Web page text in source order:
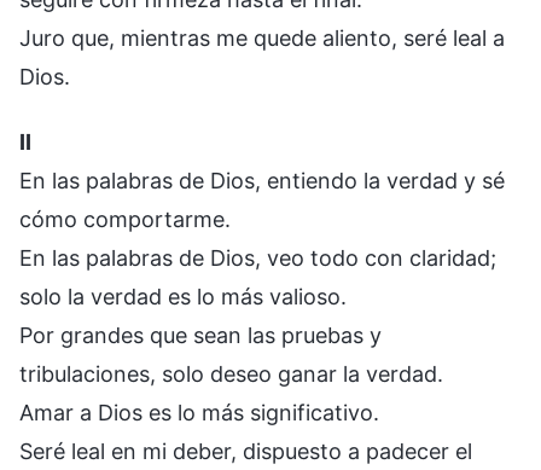
Juro que, mientras me quede aliento, seré leal a
Dios.
II
En las palabras de Dios, entiendo la verdad y sé
cómo comportarme.
En las palabras de Dios, veo todo con claridad;
solo la verdad es lo más valioso.
Por grandes que sean las pruebas y
tribulaciones, solo deseo ganar la verdad.
Amar a Dios es lo más significativo.
Seré leal en mi deber, dispuesto a padecer el